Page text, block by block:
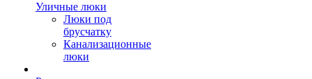
Уличные люки
Люки под
брусчатку
Канализационные
люки